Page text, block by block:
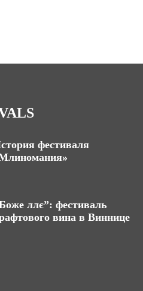
фестиваля
ллє”: фестиваль
вина в Виннице